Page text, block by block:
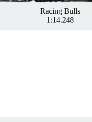
Racing Bulls
1:14.248